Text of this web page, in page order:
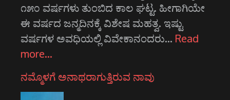
೧೫೦ ವರ್ಷಗಳು ತುಂಬಿದ ಕಾಲ ಘಟ್ಟ. ಹೀಗಾಗಿಯೇ
ಈ ವರ್ಷದ ಜನ್ಮದಿನಕ್ಕೆ ವಿಶೇಷ ಮಹತ್ವ. ಇಷ್ಟು
ವರ್ಷಗಳ ಅವಧಿಯಲ್ಲಿ ವಿವೇಕಾನಂದರು… Read
more…
ನಮ್ಮೊಳಗೆ ಅನಾಥರಾಗುತ್ತಿರುವ ನಾವು